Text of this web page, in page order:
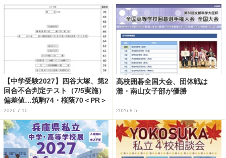
【中学受験2027】四谷大塚、第2
回合不合判定テスト（7/5実施）
偏差値…筑駒74・桜蔭70＜PR＞
2026.7.10
高校囲碁全国大会、団体戦は
灘・南山女子部が優勝
2026.8.5